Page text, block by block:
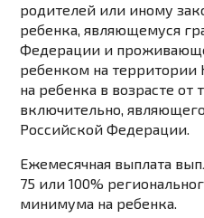
родителей или иному
ребенка, являющемуся
Федерации и
ребенком на территории
на ребенка в возрасте от
включительно,
Российской Федерации.
Ежемесячная выплата
75 или 100%
минимума на ребенка.